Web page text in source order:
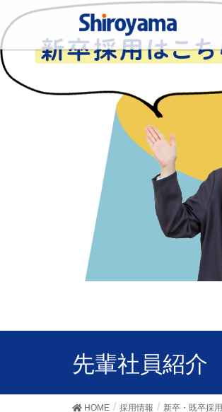
先輩社員紹介
HOME 採用情報 新卒・既卒採用